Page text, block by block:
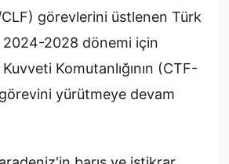
CLF) görevlerini üstlenen Türk
2024-2028 dönemi için
Komutanlığının (CTF-
yürütmeye devam